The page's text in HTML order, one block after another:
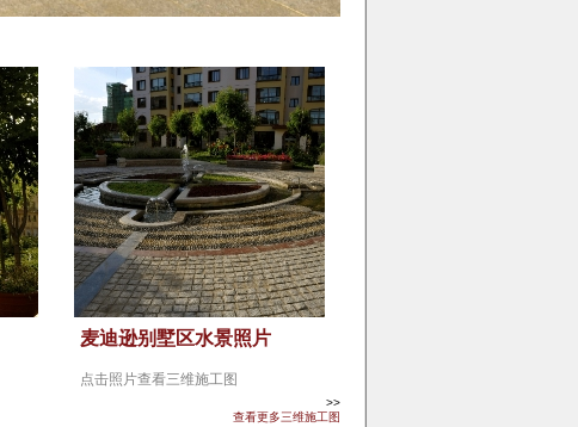
麦迪逊别墅区水景照片
点击照片查看三维施工图
>>
查看更多三维施工图